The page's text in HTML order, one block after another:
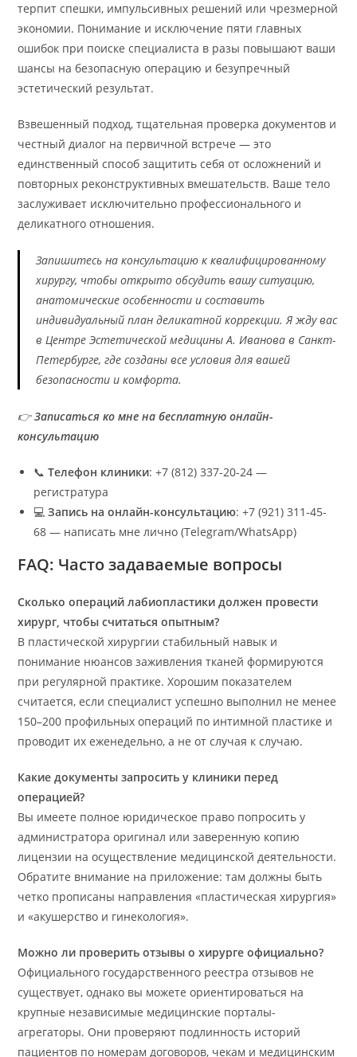
терпит спешки, импульсивных решений или чрезмерной
экономии. Понимание и исключение пяти главных
ошибок при поиске специалиста в разы повышают ваши
шансы на безопасную операцию и безупречный
эстетический результат.
Взвешенный подход, тщательная проверка документов и
честный диалог на первичной встрече — это
единственный способ защитить себя от осложнений и
повторных реконструктивных вмешательств. Ваше тело
заслуживает исключительно профессионального и
деликатного отношения.
Запишитесь на консультацию к квалифицированному
хирургу, чтобы открыто обсудить вашу ситуацию,
анатомические особенности и составить
индивидуальный план деликатной коррекции. Я жду вас
в Центре Эстетической медицины А. Иванова в Санкт-
Петербурге, где созданы все условия для вашей
безопасности и комфорта.
👉Записаться ко мне на бесплатную онлайн-
консультацию
📞Телефон клиники: +7 (812) 337-20-24 —
регистратура
💻Запись на онлайн-консультацию: +7 (921) 311-45-
68 — написать мне лично (Telegram/WhatsApp)
FAQ: Часто задаваемые вопросы
Сколько операций лабиопластики должен провести
хирург, чтобы считаться опытным?
В пластической хирургии стабильный навык и
понимание нюансов заживления тканей формируются
при регулярной практике. Хорошим показателем
считается, если специалист успешно выполнил не менее
150–200 профильных операций по интимной пластике и
проводит их еженедельно, а не от случая к случаю.
Какие документы запросить у клиники перед
операцией?
Вы имеете полное юридическое право попросить у
администратора оригинал или заверенную копию
лицензии на осуществление медицинской деятельности.
Обратите внимание на приложение: там должны быть
четко прописаны направления «пластическая хирургия»
и «акушерство и гинекология».
Можно ли проверить отзывы о хирурге официально?
Официального государственного реестра отзывов не
существует, однако вы можете ориентироваться на
крупные независимые медицинские порталы-
агрегаторы. Они проверяют подлинность историй
пациентов по номерам договоров, чекам и медицинским